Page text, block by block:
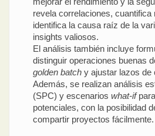
revela correlaciones, cuantifica
identifica la causa raíz de la
insights valiosos.
El análisis también incluye
distinguir operaciones buenas
golden batch y ajustar lazos de
Además, se realizan análisis
(SPC) y escenarios what-if
potenciales, con la posibilidad
compartir proyectos fácilmente.